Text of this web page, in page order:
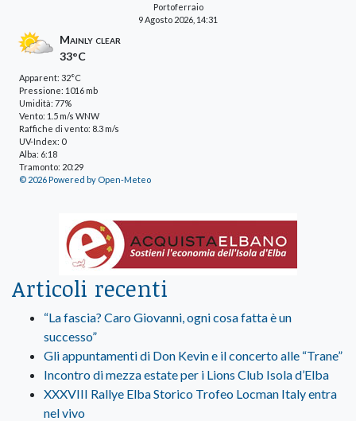
Portoferraio
9 Agosto 2026, 14:31
Mainly clear
33°C
Apparent: 32°C
Pressione: 1016 mb
Umidità: 77%
Vento: 1.5 m/s WNW
Raffiche di vento: 8.3 m/s
UV-Index: 0
Alba: 6:18
Tramonto: 20:29
© 2026 Powered by Open-Meteo
Articoli recenti
“La fascia? Caro Giovanni, ogni cosa fatta è un
successo”
Gli appuntamenti di Don Kevin e il concerto alle “Trane”
Incontro di mezza estate per i Lions Club Isola d’Elba
XXXVIII Rallye Elba Storico Trofeo Locman Italy entra
nel vivo